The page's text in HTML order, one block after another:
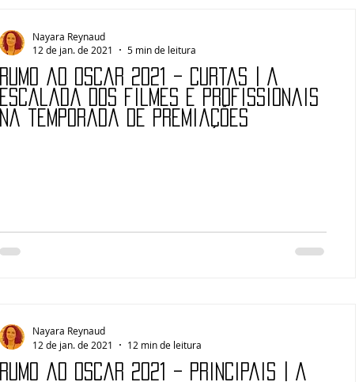
Rumo ao Oscar 2021 – Curtas | A
escalada dos filmes e profissionais
na temporada de premiações
Nayara Reynaud
12 de jan. de 2021
5 min de leitura
Rumo ao Oscar 2021 – Principais | A
Nayara Reynaud
12 de jan. de 2021
12 min de leitura